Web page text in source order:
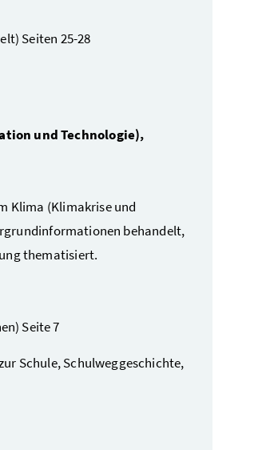
Seiten 25-28
und Technologie),
Klima (Klimakrise und
behandelt,
thematisiert.
Seite 7
Schule, Schulweggeschichte,